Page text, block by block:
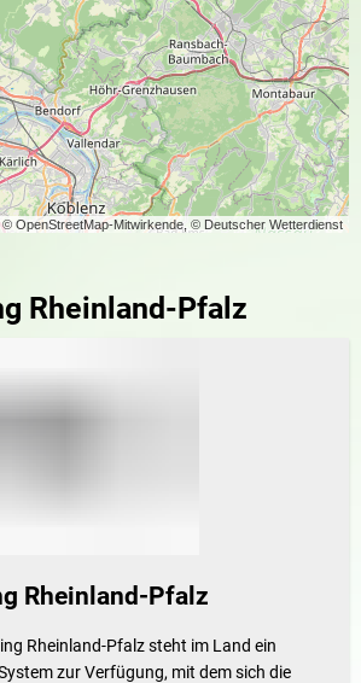
© OpenStreetMap-Mitwirkende, © Deutscher Wetterdienst
Rheinland-Pfalz
Rheinland-Pfalz
Rheinland-Pfalz steht im Land ein
zur Verfügung, mit dem sich die